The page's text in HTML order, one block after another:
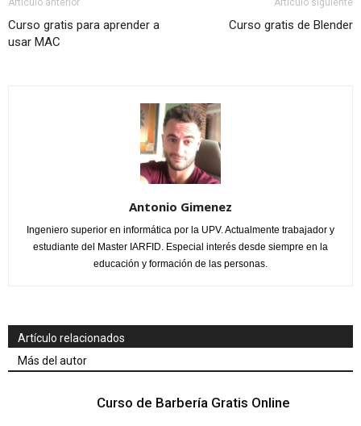
Artículo anterior
Curso gratis para aprender a
usar MAC
Artículo siguiente
Curso gratis de Blender
Antonio Gimenez
Ingeniero superior en informática por la UPV. Actualmente trabajador y
estudiante del Master IARFID. Especial interés desde siempre en la
educación y formación de las personas.
Artículo relacionados
Más del autor
Curso de Barbería Gratis Online